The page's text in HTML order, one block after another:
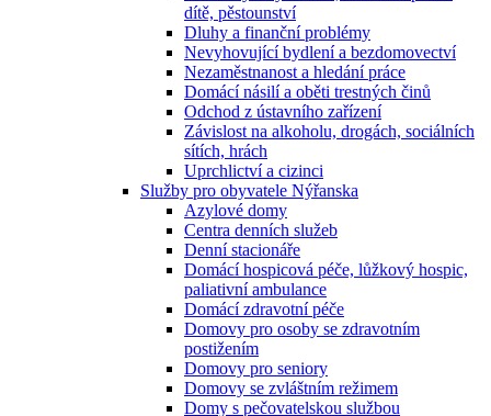
dítě, pěstounství
Dluhy a finanční problémy
Nevyhovující bydlení a bezdomovectví
Nezaměstnanost a hledání práce
Domácí násilí a oběti trestných činů
Odchod z ústavního zařízení
Závislost na alkoholu, drogách, sociálních
sítích, hrách
Uprchlictví a cizinci
Služby pro obyvatele Nýřanska
Azylové domy
Centra denních služeb
Denní stacionáře
Domácí hospicová péče, lůžkový hospic,
paliativní ambulance
Domácí zdravotní péče
Domovy pro osoby se zdravotním
postižením
Domovy pro seniory
Domovy se zvláštním režimem
Domy s pečovatelskou službou